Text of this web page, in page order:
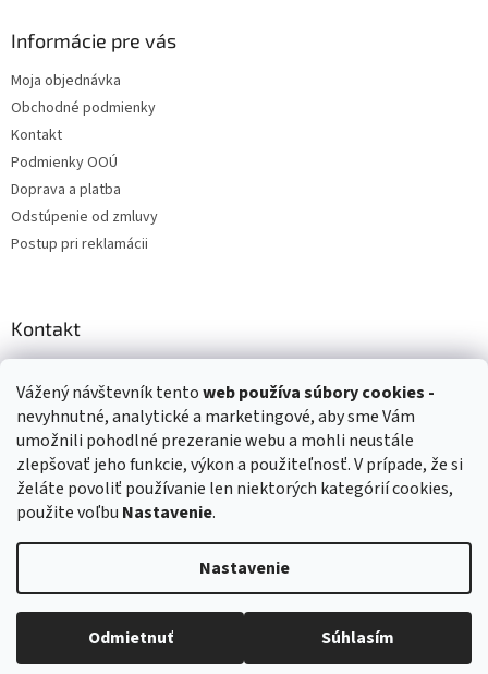
Vážený návštevník tentoweb používasúbory cookies -
nevyhnutné, analytické a marketingové, aby sme Vám
umožnili pohodlné prezeranie webu a mohli neustále
zlepšovať jeho funkcie, výkon a použiteľnosť. V prípade, že si
želáte povoliť používanie len niektorých kategórií cookies,
použite voľbu Nastavenie.
Nastavenie
Odmietnuť Súhlasím
Informácie pre vás
Moja objednávka
Obchodné podmienky
Kontakt
Podmienky OOÚ
Doprava a platba
Odstúpenie od zmluvy
Postup pri reklamácii
Kontakt
+421 903 144 673
Copyright 2026ZuziHračky.sk. Všetky práva vyhradené.Upraviť
nastavenie cookies